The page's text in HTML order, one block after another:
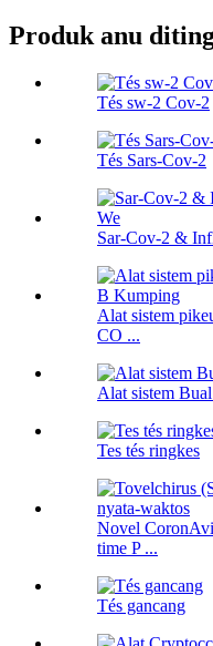
Produk anu
Tés sw-2 Cov-2
Tés Sars-Cov-2
Sar-Cov-2 &
Alat sistem
CO ...
Alat sistem
Tes tés ringkes
Novel
time P ...
Tés gancang